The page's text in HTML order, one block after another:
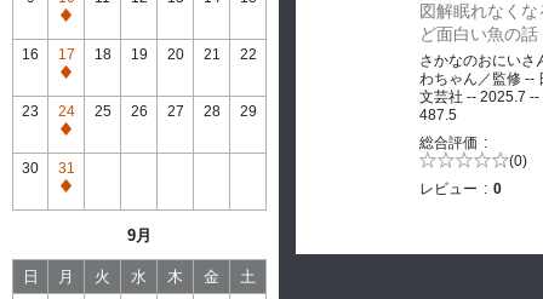
休
館
通
常
休
館
16
17
通
常
休
館
18 19 20 21 22
23
24
通
常
休
館
25 26 27 28 29
30
31
通
館
9月
日 月 火 水 木 金 土
図解眠れなくな
ど面白い魚の話
さかなのおにいさ
わちゃん／監修 --
文芸社 -- 2025.7 --
487.5
総合評価
5段階評価の (0)
レビュー
0